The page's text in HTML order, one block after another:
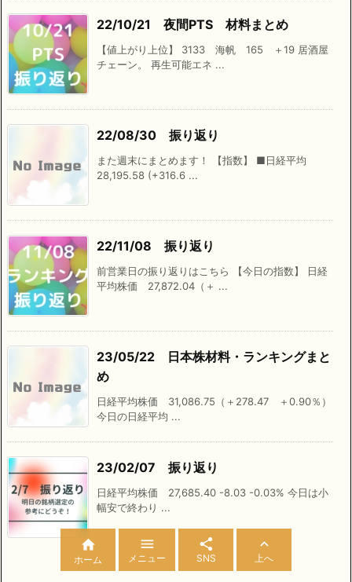
22/10/21 夜間PTS 材料まとめ
【値上がり上位】 3133 海帆 165 ＋19 居酒屋
チェーン。 再生可能エネ ...
22/08/30 振り返り
また週末にまとめます！ 【指数】 ■日経平均
28,195.58 (+316.6 ...
22/11/08 振り返り
前営業日の振り返りはこちら 【今日の指数】 日経
平均株価 27,872.04（＋ ...
23/05/22 日本株材料・ランキングまと
め
日経平均株価 31,086.75（＋278.47 ＋0.90％）
今日の日経平均 ...
23/02/07 振り返り
日経平均株価 27,685.40 -8.03 -0.03% 今日は小
幅安で終わり ...

ホーム

メニュー

SNS

上へ